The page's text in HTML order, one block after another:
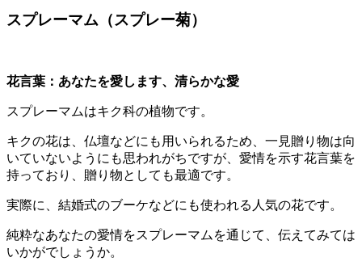
スプレーマム（スプレー菊）
花言葉：あなたを愛します、清らかな愛
スプレーマムはキク科の植物です。
キクの花は、仏壇などにも用いられるため、一見贈り物は向
いていないようにも思われがちですが、愛情を示す花言葉を
持っており、贈り物としても最適です。
実際に、結婚式のブーケなどにも使われる人気の花です。
純粋なあなたの愛情をスプレーマムを通じて、伝えてみては
いかがでしょうか。